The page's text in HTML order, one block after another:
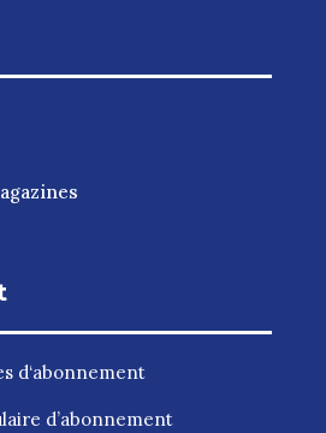
d‘abonnement
d’abonnement